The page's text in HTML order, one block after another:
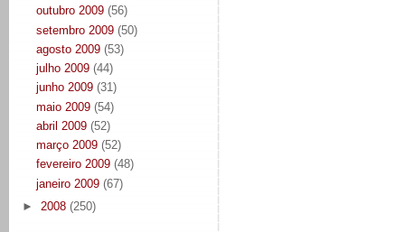
outubro 2009 (56)
setembro 2009 (50)
agosto 2009 (53)
julho 2009 (44)
junho 2009 (31)
maio 2009 (54)
abril 2009 (52)
março 2009 (52)
fevereiro 2009 (48)
janeiro 2009 (67)
► 2008 (250)